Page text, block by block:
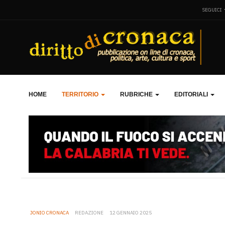
SEGUICI
HOME TERRITORIO RUBRICHE EDITORIALI
JONIO CRONACA REDAZIONE 12 GENNAIO 2025